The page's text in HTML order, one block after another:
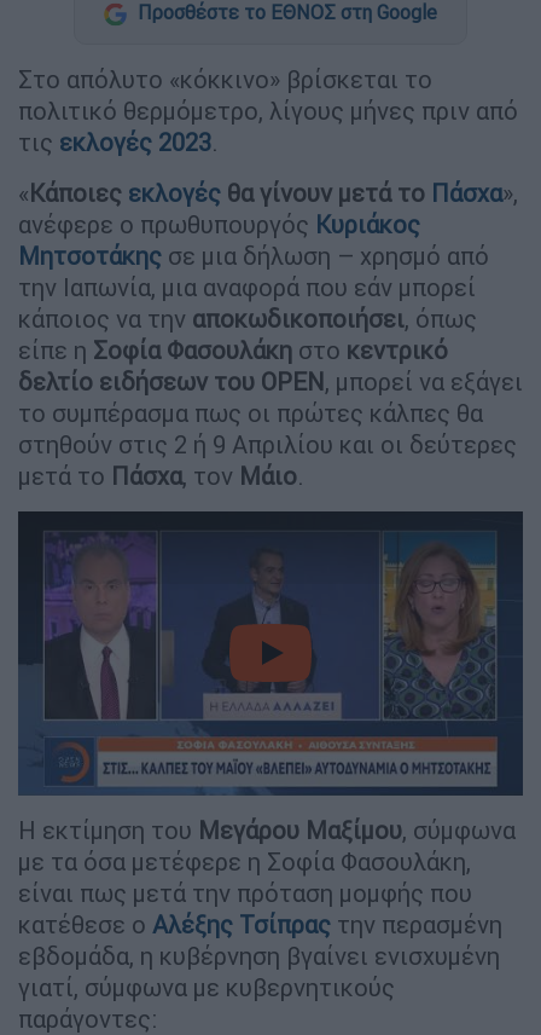
Προσθέστε το ΕΘΝΟΣ στη Google
Στο απόλυτο «κόκκινο» βρίσκεται το
πολιτικό θερμόμετρο, λίγους μήνες πριν από
τις εκλογές 2023.
«Κάποιες εκλογές θα γίνουν μετά το Πάσχα»,
ανέφερε ο πρωθυπουργός Κυριάκος
Μητσοτάκης σε μια δήλωση – χρησμό από
την Ιαπωνία, μια αναφορά που εάν μπορεί
κάποιος να την αποκωδικοποιήσει, όπως
είπε η Σοφία Φασουλάκη στο κεντρικό
δελτίο ειδήσεων του OPEN, μπορεί να εξάγει
το συμπέρασμα πως οι πρώτες κάλπες θα
στηθούν στις 2 ή 9 Απριλίου και οι δεύτερες
μετά το Πάσχα, τον Μάιο.
video
Η εκτίμηση του Μεγάρου Μαξίμου, σύμφωνα
με τα όσα μετέφερε η Σοφία Φασουλάκη,
είναι πως μετά την πρόταση μομφής που
κατέθεσε ο Αλέξης Τσίπρας την περασμένη
εβδομάδα, η κυβέρνηση βγαίνει ενισχυμένη
γιατί, σύμφωνα με κυβερνητικούς
παράγοντες: